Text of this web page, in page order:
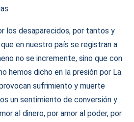
los desaparecidos, por tantos y
en nuestro país se registran a
no se incremente, sino que con
hemos dicho en la presión por La
sufrimiento y muerte
un sentimiento de conversión y
al dinero, por amor al poder, por